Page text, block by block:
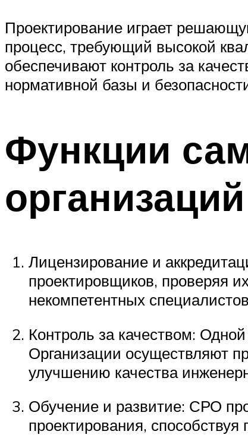
Проектирование играет
процесс, требующий высокой
обеспечивают контроль за
нормативной базы и
Функции
Лицензирование и
проектировщиков, проверяя
некомпетентных
Контроль за качеством:
Организации осуществляют
улучшению качества
Обучение и развитие: СРО
проектирования,